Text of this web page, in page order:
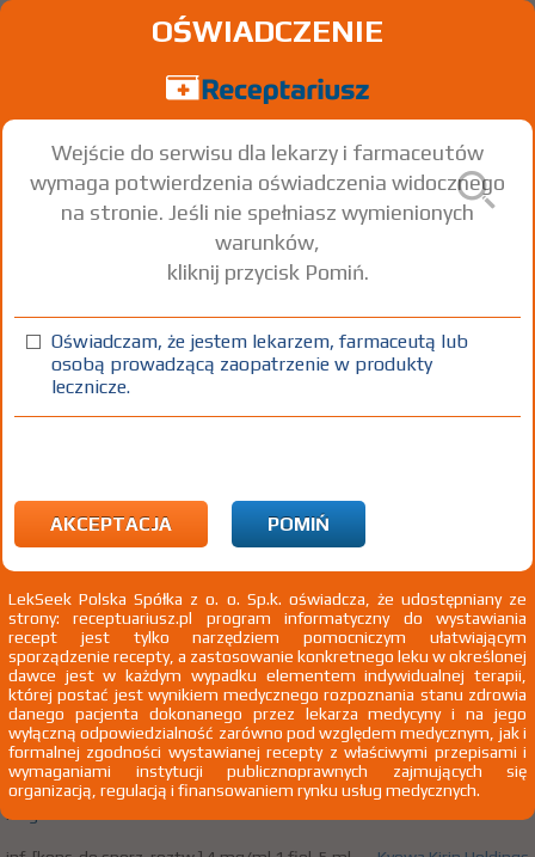
Znaleziono wyników:
L01 Cytostatyki
L01F Przeciwciała monoklonalne oraz przeciwciała
skoniugowane z cytostatykami
L01FX Inne przeciwciała monoklonalne oraz
przeciwciała skoniugowane z cytostatykami
L01FX09 Mogamulizumab
Poteligeo Rx-z
100%
5675,92 zł
B (1)
bezpł.
Mogamulizumabum
OŚWIADCZENIE
Wejście do serwisu dla lekarzy i farmaceutów
wymaga potwierdzenia oświadczenia widocznego
na stronie. Jeśli nie spełniasz wymienionych
warunków,
kliknij przycisk Pomiń.
Oświadczam, że jestem lekarzem, farmaceutą lub
osobą prowadzącą zaopatrzenie w produkty
lecznicze.
AKCEPTACJA POMIŃ
LekSeek Polska Spółka z o. o. Sp.k. oświadcza, że udostępniany ze
strony: receptuariusz.pl program informatyczny do wystawiania
recept jest tylko narzędziem pomocniczym ułatwiającym
sporządzenie recepty, a zastosowanie konkretnego leku w określonej
dawce jest w każdym wypadku elementem indywidualnej terapii,
której postać jest wynikiem medycznego rozpoznania stanu zdrowia
danego pacjenta dokonanego przez lekarza medycyny i na jego
wyłączną odpowiedzialność zarówno pod względem medycznym, jak i
formalnej zgodności wystawianej recepty z właściwymi przepisami i
wymaganiami instytucji publicznoprawnych zajmujących się
organizacją, regulacją i finansowaniem rynku usług medycznych.